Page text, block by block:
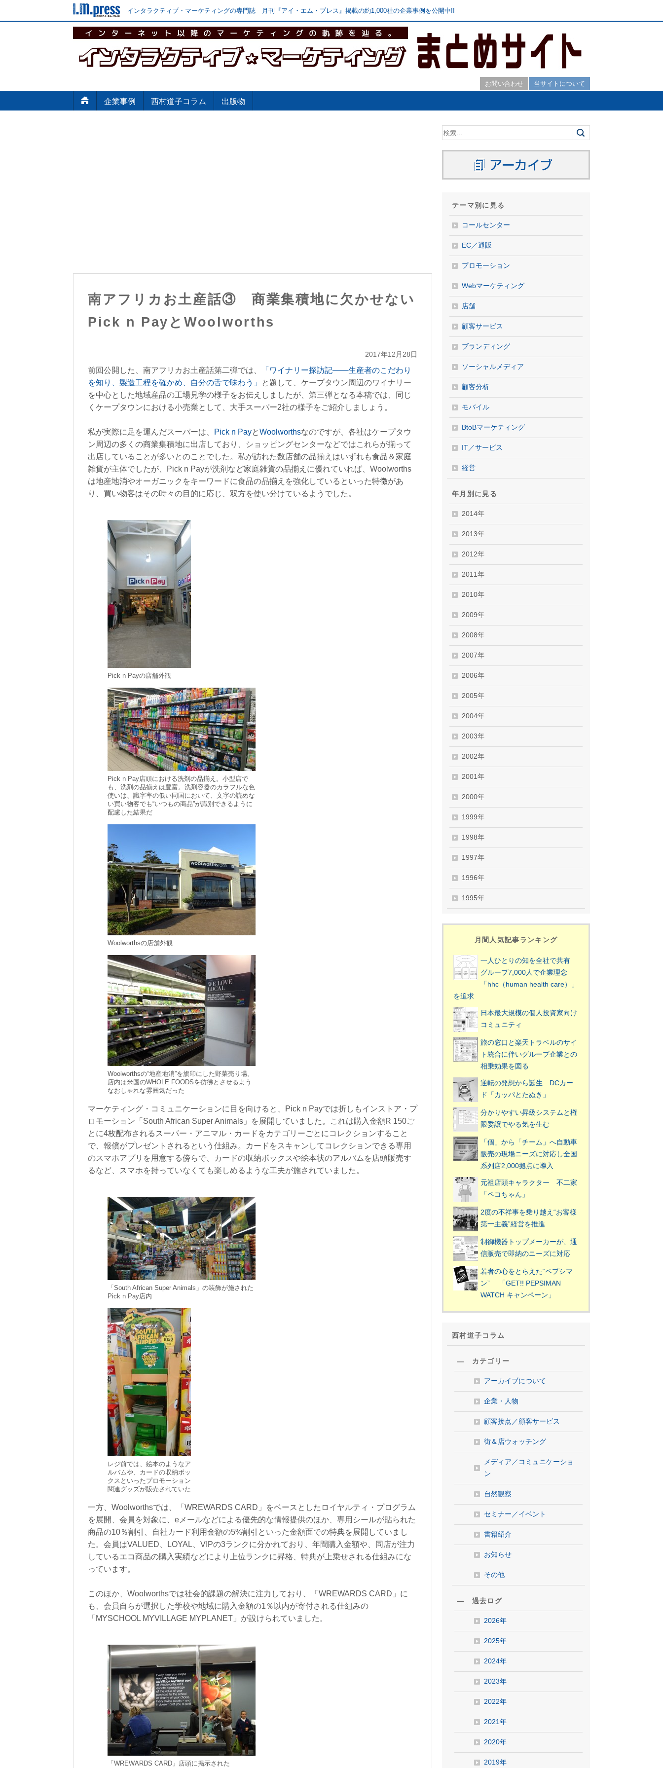
インタラクティブ・マーケティングの専門誌 月刊『アイ・エム・プレス』掲載の約1,000社の企業事例を公開中!!
お問い合わせ 当サイトについて
企業事例 西村道子コラム 出版物
南アフリカお土産話③ 商業集積地に欠かせない
Pick n PayとWoolworths
2017年12月28日
前回公開した、南アフリカお土産話第二弾では、
「ワイナリー探訪記――生産者のこだわり
を知り、製造工程を確かめ、自分の舌で味わう」
と題して、ケープタウン周辺のワイナリー
を中心とした地域産品の工場見学の様子をお伝えしましたが、第三弾となる本稿では、同じ
くケープタウンにおける小売業として、大手スーパー2社の様子をご紹介しましょう。
私が実際に足を運んだスーパーは、 Pick n PayとWoolworthsなのですが、各社はケープタウ
ン周辺の多くの商業集積地に出店しており、ショッピングセンターなどではこれらが揃って
出店していることが多いとのことでした。私が訪れた数店舗の品揃えはいずれも食品＆家庭
雑貨が主体でしたが、Pick n Payが洗剤など家庭雑貨の品揃えに優れていれば、Woolworths
は地産地消やオーガニックをキーワードに食品の品揃えを強化しているといった特徴があ
り、買い物客はその時々の目的に応じ、双方を使い分けているようでした。
Pick n Payの店舗外観
Pick n Pay店頭における洗剤の品揃え。小型店で
も、洗剤の品揃えは豊富。洗剤容器のカラフルな色
使いは、識字率の低い同国において、文字の読めな
い買い物客でも“いつもの商品”が識別できるように
配慮した結果だ
Woolworthsの店舗外観
Woolworthsの“地産地消”を旗印にした野菜売り場。
店内は米国のWHOLE FOODSを彷彿とさせるよう
なおしゃれな雰囲気だった
マーケティング・コミュニケーションに目を向けると、Pick n Payでは折しもインストア・プ
ロモーション「South African Super Animals」を展開していました。これは購入金額R 150ご
とに4枚配布されるスーパー・アニマル・カードをカテゴリーごとにコレクションすること
で、報償がプレゼントされるという仕組み。カードをスキャンしてコレクションできる専用
のスマホアプリを用意する傍らで、カードの収納ボックスや絵本状のアルバムを店頭販売す
るなど、スマホを持っていなくても楽しめるような工夫が施されていました。
「South African Super Animals」の装飾が施された
Pick n Pay店内
レジ前では、絵本のようなア
ルバムや、カードの収納ボッ
クスといったプロモーション
関連グッズが販売されていた
一方、Woolworthsでは、「WREWARDS CARD」をベースとしたロイヤルティ・プログラム
を展開、会員を対象に、eメールなどによる優先的な情報提供のほか、専用シールが貼られた
商品の10％割引、自社カード利用金額の5%割引といった金額面での特典を展開していまし
た。会員はVALUED、LOYAL、VIPの3ランクに分かれており、年間購入金額や、同店が注力
しているエコ商品の購入実績などにより上位ランクに昇格、特典が上乗せされる仕組みにな
っています。
このほか、Woolworthsでは社会的課題の解決に注力しており、「WREWARDS CARD」に
も、会員自らが選択した学校や地域に購入金額の1％以内が寄付される仕組みの
「MYSCHOOL MYVILLAGE MYPLANET」が設けられていました。
「WREWARDS CARD」店頭に掲示された
テーマ別に見る
コールセンター
EC／通販
プロモーション
Webマーケティング
店舗
顧客サービス
ブランディング
ソーシャルメディア
顧客分析
モバイル
BtoBマーケティング
IT／サービス
経営
年月別に見る
2014年
2013年
2012年
2011年
2010年
2009年
2008年
2007年
2006年
2005年
2004年
2003年
2002年
2001年
2000年
1999年
1998年
1997年
1996年
1995年
月間人気記事ランキング
一人ひとりの知を全社で共有
グループ7,000人で企業理念
「hhc（human health care）」
を追求
日本最大規模の個人投資家向け
コミュニティ
旅の窓口と楽天トラベルのサイ
ト統合に伴いグループ企業との
相乗効果を図る
逆転の発想から誕生 DCカー
ド「カッパとたぬき」
分かりやすい昇級システムと権
限委譲でやる気を生む
「個」から「チーム」へ自動車
販売の現場ニーズに対応し全国
系列店2,000拠点に導入
元祖店頭キャラクター 不二家
「ペコちゃん」
2度の不祥事を乗り越え“お客様
第一主義”経営を推進
制御機器トップメーカーが、通
信販売で即納のニーズに対応
若者の心をとらえた“ペプシマ
ン” 「GET!! PEPSIMAN
WATCH キャンペーン」
西村道子コラム
― カテゴリー
アーカイブについて
企業・人物
顧客接点／顧客サービス
街＆店ウォッチング
メディア／コミュニケーショ
ン
自然観察
セミナー／イベント
書籍紹介
お知らせ
その他
― 過去ログ
2026年
2025年
2024年
2023年
2022年
2021年
2020年
2019年